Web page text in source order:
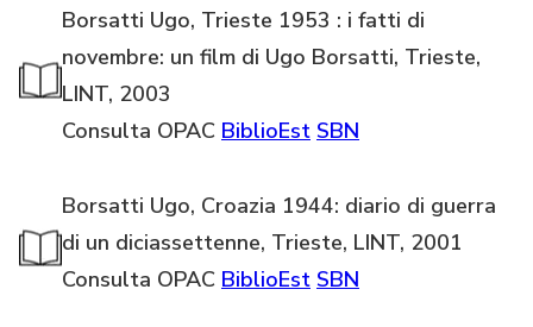
Borsatti Ugo, Trieste 1953 : i fatti di
novembre: un film di Ugo Borsatti, Trieste,
LINT, 2003
Consulta OPAC BiblioEst SBN
Borsatti Ugo, Croazia 1944: diario di guerra
di un diciassettenne, Trieste, LINT, 2001
Consulta OPAC BiblioEst SBN